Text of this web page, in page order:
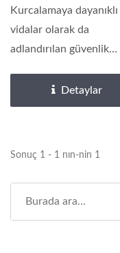
Yönlü) Vidalar
Kurcalamaya dayanıklı
vidalar olarak da
adlandırılan güvenlik
Detaylar
Sonuç 1 - 1 nın-nin 1